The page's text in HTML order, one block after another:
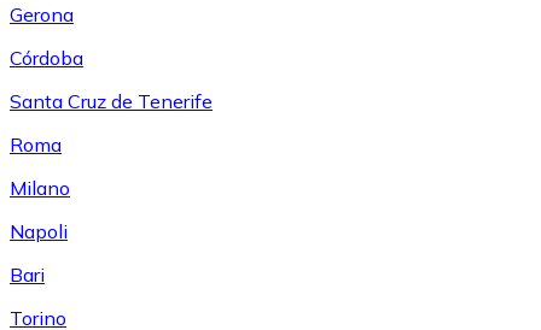
Gerona
Córdoba
Santa Cruz de Tenerife
Roma
Milano
Napoli
Bari
Torino